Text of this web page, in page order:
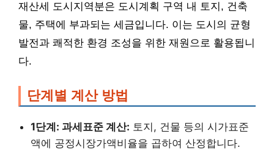
재산세 도시지역분은 도시계획 구역 내 토지, 건축
물, 주택에 부과되는 세금입니다. 이는 도시의 균형
발전과 쾌적한 환경 조성을 위한 재원으로 활용됩니
다.
단계별 계산 방법
1단계: 과세표준 계산: 토지, 건물 등의 시가표준
액에 공정시장가액비율을 곱하여 산정합니다.